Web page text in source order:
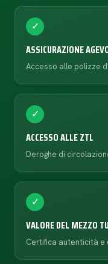
✓
ASSICURAZIONE
Accesso alle polizze
✓
ACCESSO ALLE ZTL
Deroghe di
✓
VALORE DEL MEZZO
Certifica autenticità e